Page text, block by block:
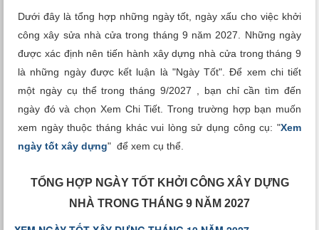
Xem tuổi
Xem bói
Tướng số
Cung hoàng đạo
Dưới đây là tổng hợp những ngày tốt, ngày xấu cho việc khởi
công xây sửa nhà cửa trong tháng 9 năm 2027. Những ngày
được xác định nên tiến hành xây dựng nhà cửa trong tháng 9
là những ngày được kết luận là "Ngày Tốt". Để xem chi tiết
một ngày cụ thể trong tháng 9/2027 , bạn chỉ cần tìm đến
ngày đó và chọn Xem Chi Tiết. Trong trường hợp bạn muốn
xem ngày thuộc tháng khác vui lòng sử dụng công cụ: "Xem
ngày tốt xây dựng" để xem cụ thể.
TỔNG HỢP NGÀY TỐT KHỞI CÔNG XÂY DỰNG
NHÀ TRONG THÁNG 9 NĂM 2027